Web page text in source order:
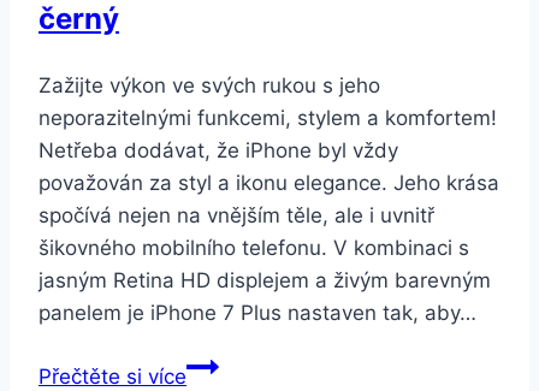
černý
Zažijte výkon ve svých rukou s jeho
neporazitelnými funkcemi, stylem a komfortem!
Netřeba dodávat, že iPhone byl vždy
považován za styl a ikonu elegance. Jeho krása
spočívá nejen na vnějším těle, ale i uvnitř
šikovného mobilního telefonu. V kombinaci s
jasným Retina HD displejem a živým barevným
panelem je iPhone 7 Plus nastaven tak, aby…
Přečtěte si víceApple